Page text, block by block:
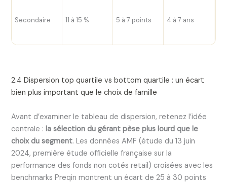
Secondaire 11 à 15 % 5 à 7 points 4 à 7 ans
2.4 Dispersion top quartile vs bottom quartile : un écart
bien plus important que le choix de famille
Avant d’examiner le tableau de dispersion, retenez l’idée
centrale : la sélection du gérant pèse plus lourd que le
choix du segment. Les données AMF (étude du 13 juin
2024, première étude officielle française sur la
performance des fonds non cotés retail) croisées avec les
benchmarks Preqin montrent un écart de 25 à 30 points